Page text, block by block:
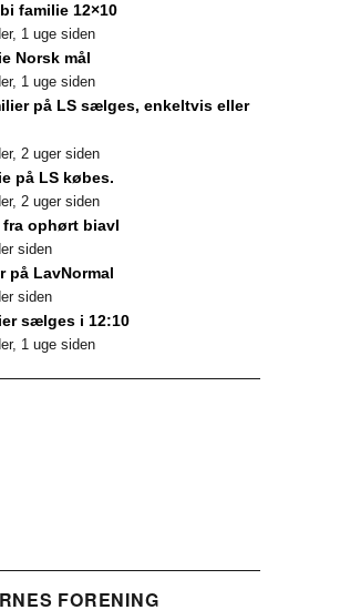
familie 12×10
1 uge siden
Norsk mål
1 uge siden
på LS sælges, enkeltvis eller
2 uger siden
på LS købes.
2 uger siden
fra ophørt biavl
siden
på LavNormal
siden
sælges i 12:10
1 uge siden
FORENING